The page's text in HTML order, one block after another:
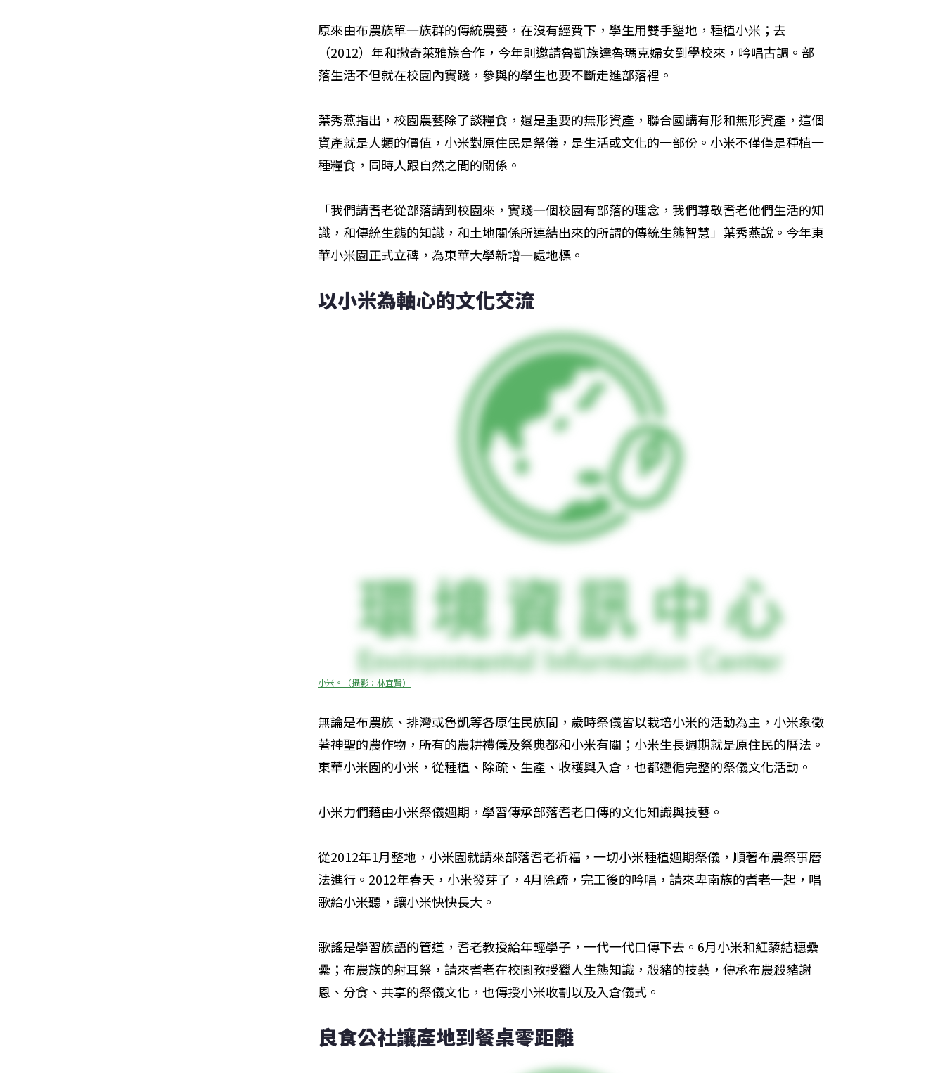
原來由布農族單一族群的傳統農藝，在沒有經費下，學生用雙手墾地，種植小米；去
（2012）年和撒奇萊雅族合作，今年則邀請魯凱族達魯瑪克婦女到學校來，吟唱古調。部
落生活不但就在校園內實踐，參與的學生也要不斷走進部落裡。
葉秀燕指出，校園農藝除了談糧食，還是重要的無形資產，聯合國講有形和無形資產，這個
資產就是人類的價值，小米對原住民是祭儀，是生活或文化的一部份。小米不僅僅是種植一
種糧食，同時人跟自然之間的關係。
「我們請耆老從部落請到校園來，實踐一個校園有部落的理念，我們尊敬耆老他們生活的知
識，和傳統生態的知識，和土地關係所連結出來的所謂的傳統生態智慧」葉秀燕說。今年東
華小米園正式立碑，為東華大學新增一處地標。
以小米為軸心的文化交流
小米。（攝影：林宜賢）
無論是布農族、排灣或魯凱等各原住民族間，歲時祭儀皆以栽培小米的活動為主，小米象徵
著神聖的農作物，所有的農耕禮儀及祭典都和小米有關；小米生長週期就是原住民的曆法。
東華小米園的小米，從種植、除疏、生產、收穫與入倉，也都遵循完整的祭儀文化活動。
小米力們藉由小米祭儀週期，學習傳承部落耆老口傳的文化知識與技藝。
從2012年1月整地，小米園就請來部落耆老祈福，一切小米種植週期祭儀，順著布農祭事曆
法進行。2012年春天，小米發芽了，4月除疏，完工後的吟唱，請來卑南族的耆老一起，唱
歌給小米聽，讓小米快快長大。
歌謠是學習族語的管道，耆老教授給年輕學子，一代一代口傳下去。6月小米和紅藜結穗纍
纍；布農族的射耳祭，請來耆老在校園教授獵人生態知識，殺豬的技藝，傳承布農殺豬謝
恩、分食、共享的祭儀文化，也傳授小米收割以及入倉儀式。
良食公社讓產地到餐桌零距離